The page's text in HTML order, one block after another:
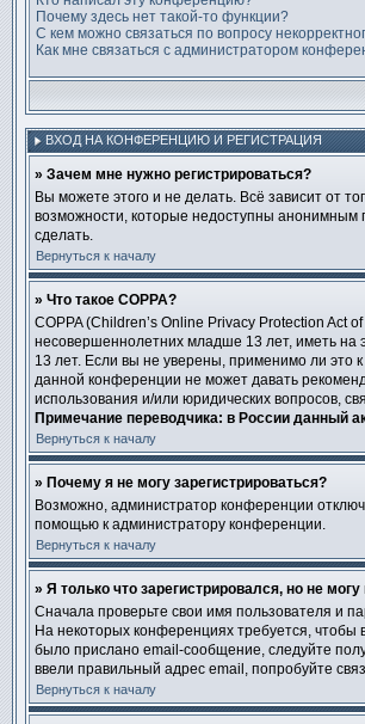
Почему здесь нет такой-то функции?
С кем можно связаться по вопросу
Как мне связаться с администратором
ВХОД НА КОНФЕРЕНЦИЮ И РЕГИСТРАЦИЯ
» Зачем мне нужно регистрироваться?
Вы можете этого и не делать. Всё зависит от
возможности, которые недоступны анонимным
сделать.
Вернуться к началу
» Что такое COPPA?
COPPA (Children’s Online Privacy Protection Act
несовершеннолетних младше 13 лет, иметь на
13 лет. Если вы не уверены, применимо ли это
данной конференции не может давать
использования и/или юридических вопросов,
Примечание переводчика: в России данный
Вернуться к началу
» Почему я не могу зарегистрироваться?
Возможно, администратор конференции
помощью к администратору конференции.
Вернуться к началу
» Я только что зарегистрировался, но не могу
Сначала проверьте свои имя пользователя и
На некоторых конференциях требуется,
было прислано email-сообщение, следуйте
ввели правильный адрес email, попробуйте
Вернуться к началу